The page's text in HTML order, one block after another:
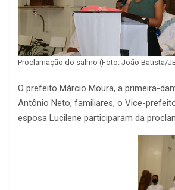
Proclamação do salmo (Foto: João Batista/
O prefeito Márcio Moura, a primeira-
Antônio Neto, familiares, o Vice-
esposa Lucilene participaram da